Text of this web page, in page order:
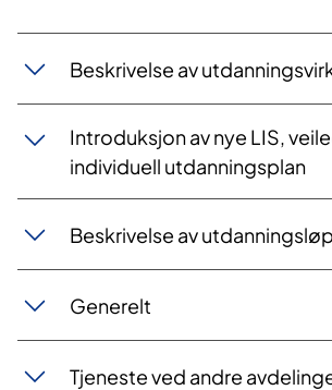
Beskrivelse av
Introduksjon av nye LIS,
individuell utdanningsplan
Beskrivelse av
Generelt
Tjeneste ved andre